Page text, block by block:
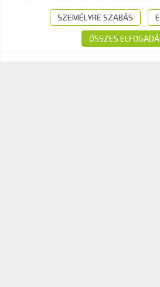
+36-1-510-0101
info@kavk.hu
SZEMÉLYRE SZABÁS
ÖSSZES